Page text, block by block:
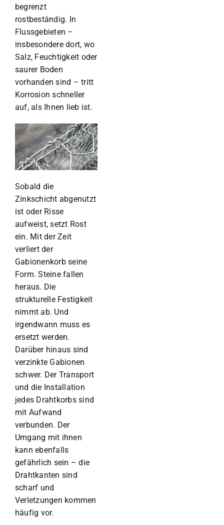
begrenzt
rostbeständig. In
Flussgebieten –
insbesondere dort, wo
Salz, Feuchtigkeit oder
saurer Boden
vorhanden sind – tritt
Korrosion schneller
auf, als Ihnen lieb ist.
Sobald die
Zinkschicht abgenutzt
ist oder Risse
aufweist, setzt Rost
ein. Mit der Zeit
verliert der
Gabionenkorb seine
Form. Steine fallen
heraus. Die
strukturelle Festigkeit
nimmt ab. Und
irgendwann muss es
ersetzt werden.
Darüber hinaus sind
verzinkte Gabionen
schwer. Der Transport
und die Installation
jedes Drahtkorbs sind
mit Aufwand
verbunden. Der
Umgang mit ihnen
kann ebenfalls
gefährlich sein – die
Drahtkanten sind
scharf und
Verletzungen kommen
häufig vor.